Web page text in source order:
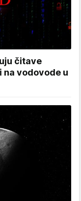
čitave
vodovode u